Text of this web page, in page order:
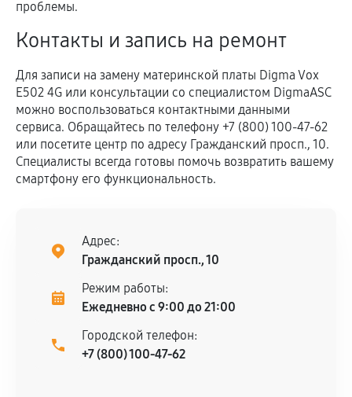
проблемы.
Контакты и запись на ремонт
Для записи на замену материнской платы Digma Vox
E502 4G или консультации со специалистом DigmaASC
можно воспользоваться контактными данными
сервиса. Обращайтесь по телефону +7 (800) 100-47-62
или посетите центр по адресу Гражданский просп., 10.
Специалисты всегда готовы помочь возвратить вашему
смартфону его функциональность.
Адрес:
Гражданский просп., 10
Режим работы:
Ежедневно с 9:00 до 21:00
Городской телефон:
+7 (800) 100-47-62